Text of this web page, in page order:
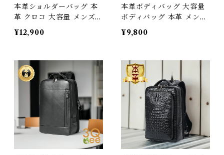
本革ショルダーバッグ 本
革 クロコ 大容量 メンズ
牛革 オイルレザー アウト
ドア 旅行 レジャー 本革鞄
料無料 プレゼント 379881
_ee
¥12,900
本革ボディバッグ 大容量
ボディバッグ 本革 メンズ
厚手牛革 オイルレザー ア
ウトドア 旅行 レジャー 本
オシャレ 便利 iPad対応
ワンショルダーバッグ 送
料無料 プレゼント 38011
¥9,800